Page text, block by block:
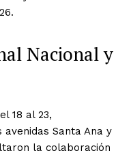
Nacional y
18 al 23,
Santa Ana y
la colaboración